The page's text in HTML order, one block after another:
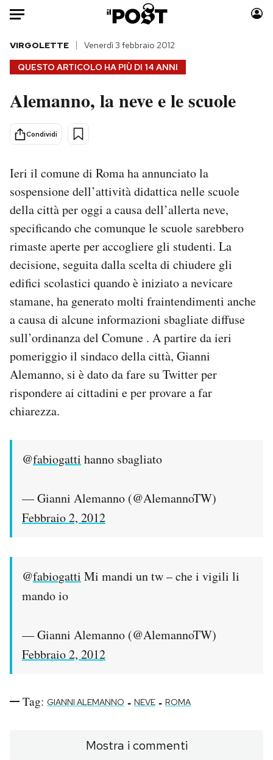
Auto
HOME
Italia
Politica
Internet
Scienza
Cultura
Economia
Sport
Moda
Ok Boomer!
Media
Europa
Altrecose
Mondiali calcio 2026
PODCAST
NEWSLETTER
I MIEI PREFERITI
SHOP
CALENDARIO
AREA PERSONALE
Area Personale
Regala il Post
Esci
QUESTO ARTICOLO HA PIÙ DI 14 ANNI
VIRGOLETTE Venerdì 3 febbraio 2012
Alemanno, la neve e le scuole
Condividi
Ieri il comune di Roma ha annunciato la
sospensione dell’attività didattica nelle scuole
della città per oggi a causa dell’allerta neve,
specificando che comunque le scuole sarebbero
rimaste aperte per accogliere gli studenti. La
decisione, seguita dalla scelta di chiudere gli
edifici scolastici quando è iniziato a nevicare
stamane, ha generato molti fraintendimenti anche
a causa di alcune informazioni sbagliate diffuse
sull’ordinanza del Comune . A partire da ieri
pomeriggio il sindaco della città, Gianni
Alemanno, si è dato da fare su Twitter per
rispondere ai cittadini e per provare a far
chiarezza.
@fabiogatti hanno sbagliato
— Gianni Alemanno (@AlemannoTW)
Febbraio 2, 2012
@fabiogatti Mi mandi un tw – che i vigili li
mando io
— Gianni Alemanno (@AlemannoTW)
Febbraio 2, 2012
Tag: GIANNI ALEMANNO - NEVE - ROMA
Mostra i commenti